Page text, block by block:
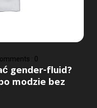
: 0
gender-fluid?
modzie bez